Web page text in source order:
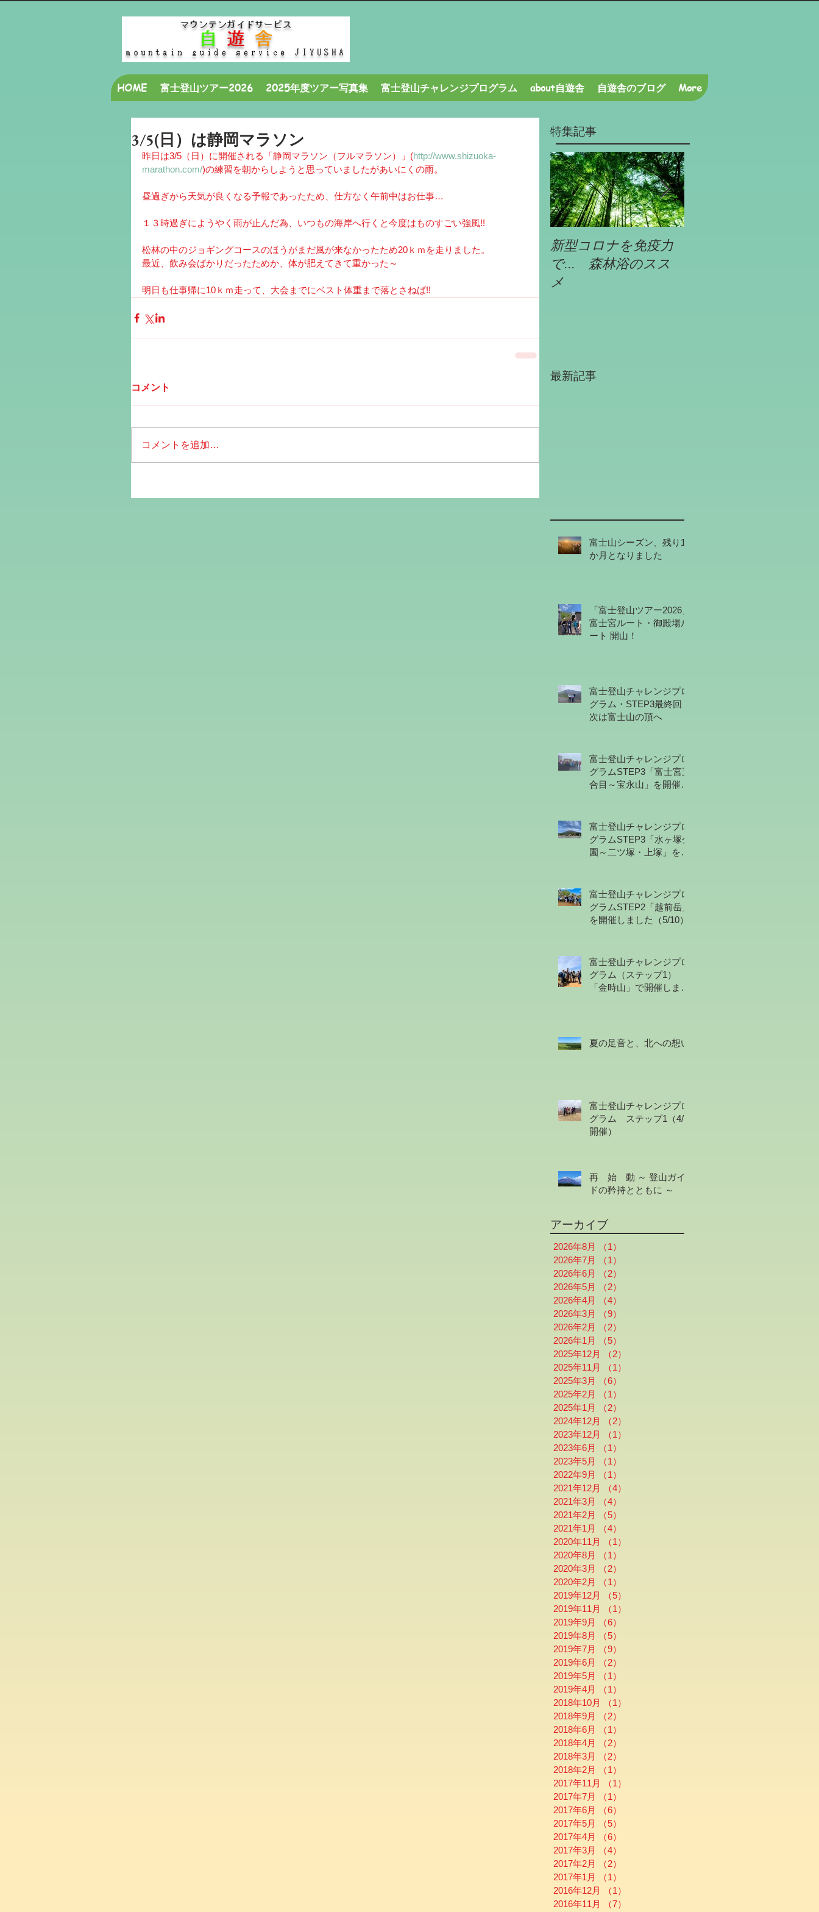
HOME 富士登山ツアー2026 2025年度ツアー写真集 富士登山チャレンジプログラム about自遊舎 自遊舎のブログ More
3/5(日）は静岡マラソン
昨日は3/5（日）に開催される「静岡マラソン（フルマラソン）」(http://www.shizuoka-
marathon.com/)の練習を朝からしようと思っていましたがあいにくの雨。
昼過ぎから天気が良くなる予報であったため、仕方なく午前中はお仕事…
１３時過ぎにようやく雨が止んだ為、いつもの海岸へ行くと今度はものすごい強風!!
松林の中のジョギングコースのほうがまだ風が来なかったため20ｋｍを走りました。
最近、飲み会ばかりだったためか、体が肥えてきて重かった～
明日も仕事帰に10ｋｍ走って、大会までにベスト体重まで落とさねば!!
コメント
コメントを追加…
特集記事
新型コロナを免疫力
で... 森林浴のスス
メ
最新記事
富士山シーズン、残り1
か月となりました
「富士登山ツアー2026」
富士宮ルート・御殿場ル
ート 開山！
富士登山チャレンジプロ
グラム・STEP3最終回！
次は富士山の頂へ
富士登山チャレンジプロ
グラムSTEP3「富士宮五
合目～宝永山」を開催し
富士登山チャレンジプロ
グラムSTEP3「水ヶ塚公
園～二ツ塚・上塚」を開
富士登山チャレンジプロ
グラムSTEP2「越前岳」
を開催しました（5/10）
富士登山チャレンジプロ
グラム（ステップ1）
「金時山」で開催しまし
夏の足音と、北への想い
富士登山チャレンジプロ
グラム ステップ1（4/5
開催）
再 始 動 ～ 登山ガイ
ドの矜持とともに ～
アーカイブ
2026年8月 （1）
2026年7月
（1）
2026年6月
（2）
2026年5月
（2）
2026年4月
（4）
2026年3月
（9）
2026年2月
（2）
2026年1月
（5）
2025年12月
（2）
2025年11月
（1）
2025年3月
（6）
2025年2月
（1）
2025年1月
（2）
2024年12月
（2）
2023年12月
（1）
2023年6月
（1）
2023年5月
（1）
2022年9月
（1）
2021年12月
（4）
2021年3月
（4）
2021年2月
（5）
2021年1月
（4）
2020年11月
（1）
2020年8月
（1）
2020年3月
（2）
2020年2月
（1）
2019年12月
（5）
2019年11月
（1）
2019年9月
（6）
2019年8月
（5）
2019年7月
（9）
2019年6月
（2）
2019年5月
（1）
2019年4月
（1）
2018年10月
（1）
2018年9月
（2）
2018年6月
（1）
2018年4月
（2）
2018年3月
（2）
2018年2月
（1）
2017年11月
（1）
2017年7月
（1）
2017年6月
（6）
2017年5月
（5）
2017年4月
（6）
2017年3月
（4）
2017年2月
（2）
2017年1月
（1）
2016年12月
（1）
2016年11月
（7）